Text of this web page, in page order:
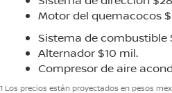
Motor del quemacocos
Sistema de combustible
Alternador $10 mil.
Compresor de aire
1 Los precios están proyectados en pesos